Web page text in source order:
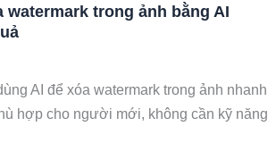
watermark trong ảnh bằng AI
AI để xóa watermark trong ảnh nhanh
hợp cho người mới, không cần kỹ năng